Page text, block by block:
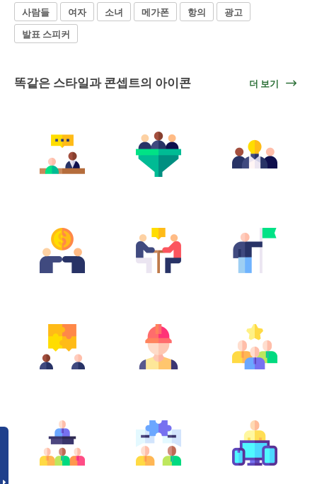
사람들 여자 소녀 메가폰 항의
광고
발표 스피커
똑같은 스타일과 콘셉트의 아이콘 더 보기